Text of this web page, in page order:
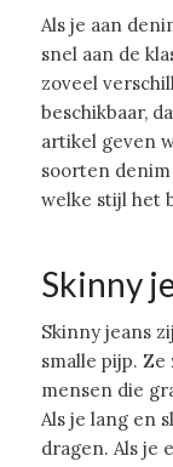
Als je aan
snel aan de
zoveel
beschikbaar,
artikel geven
soorten
welke stijl het
Skinny
Skinny jeans
smalle pijp.
mensen die
Als je lang en
dragen. Als je